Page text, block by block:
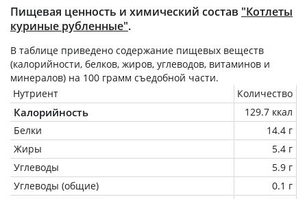
Пищевая ценность и химический состав "Котлеты
куриные рубленные".
В таблице приведено содержание пищевых веществ
(калорийности, белков, жиров, углеводов, витаминов и
минералов) на 100 грамм съедобной части.
Нутриент
Количество
Калорийность
129.7 ккал
Белки
14.4 г
Жиры
5.4 г
Углеводы
5.9 г
Углеводы (общие)
0.1 г